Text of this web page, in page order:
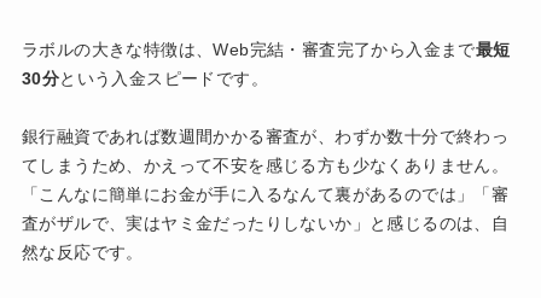
ラボルの大きな特徴は、Web完結・審査完了から入金まで最短
30分という入金スピードです。
銀行融資であれば数週間かかる審査が、わずか数十分で終わっ
てしまうため、かえって不安を感じる方も少なくありません。
「こんなに簡単にお金が手に入るなんて裏があるのでは」「審
査がザルで、実はヤミ金だったりしないか」と感じるのは、自
然な反応です。